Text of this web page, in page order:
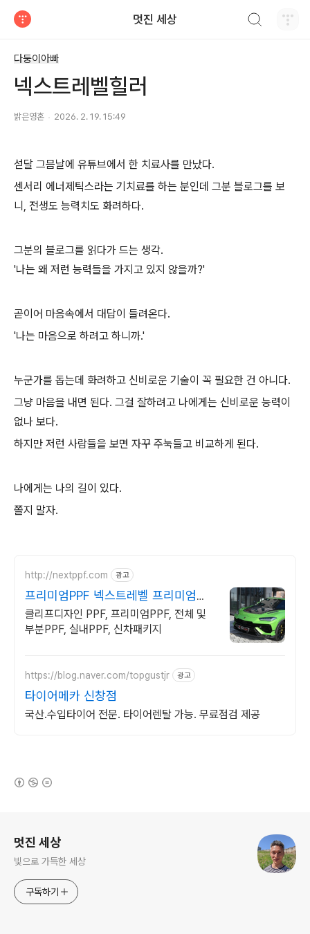
멋진 세상
다둥이아빠
넥스트레벨힐러
밝은영혼 2026. 2. 19. 15:49
섣달 그믐날에 유튜브에서 한 치료사를 만났다.
센서리 에너제틱스라는 기치료를 하는 분인데 그분 블로그를 보
니, 전생도 능력치도 화려하다.
그분의 블로그를 읽다가 드는 생각.
'나는 왜 저런 능력들을 가지고 있지 않을까?'
곧이어 마음속에서 대답이 들려온다.
'나는 마음으로 하려고 하니까.'
누군가를 돕는데 화려하고 신비로운 기술이 꼭 필요한 건 아니다.
그냥 마음을 내면 된다. 그걸 잘하려고 나에게는 신비로운 능력이
없나 보다.
하지만 저런 사람들을 보면 자꾸 주눅들고 비교하게 된다.
나에게는 나의 길이 있다.
쫄지 말자.
http://nextppf.com 광고
프리미엄PPF 넥스트레벨 프리미엄
PPF & 썬팅 시공
클리프디자인 PPF, 프리미엄PPF, 전체 및
부분PPF, 실내PPF, 신차패키지
https://blog.naver.com/topgustjr 광고
타이어메카 신창점
국산.수입타이어 전문. 타이어렌탈 가능. 무료점검 제공
멋진 세상
빛으로 가득한 세상
구독하기